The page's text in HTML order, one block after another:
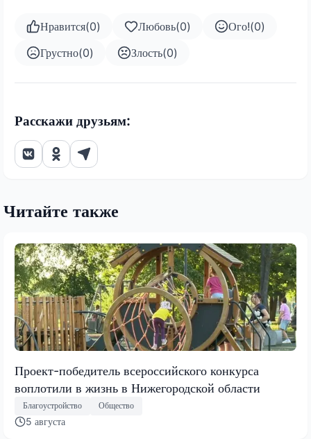
Нравится(0) Любовь(0) Ого!(0)
Грустно(0) Злость(0)
Расскажи друзьям:
Читайте также
Проект-победитель всероссийского конкурса
воплотили в жизнь в Нижегородской области
Благоустройство Общество
5 августа